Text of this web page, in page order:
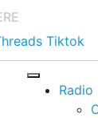
Tiktok
Radio